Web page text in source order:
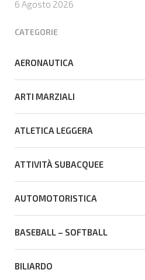
portabandiera
6 Agosto 2026
CATEGORIE
AERONAUTICA
ARTI MARZIALI
ATLETICA LEGGERA
ATTIVITÀ SUBACQUEE
AUTOMOTORISTICA
BASEBALL – SOFTBALL
BILIARDO